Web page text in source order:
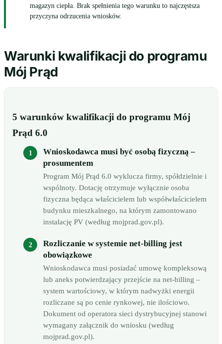
magazyn ciepła. Brak spełnienia tego warunku to najczęstsza
przyczyna odrzucenia wniosków.
Warunki kwalifikacji do programu
Mój Prąd
5 warunków kwalifikacji do programu Mój
Prąd 6.0
Wnioskodawca musi być osobą fizyczną –
prosumentem
Program Mój Prąd 6.0 wyklucza firmy, spółdzielnie i
wspólnoty. Dotację otrzymuje wyłącznie osoba
fizyczna będąca właścicielem lub współwłaścicielem
budynku mieszkalnego, na którym zamontowano
instalację PV (według mojprad.gov.pl).
Rozliczanie w systemie net-billing jest
obowiązkowe
Wnioskodawca musi posiadać umowę kompleksową
lub aneks potwierdzający przejście na net-billing –
system wartościowy, w którym nadwyżki energii
rozliczane są po cenie rynkowej, nie ilościowo.
Dokument od operatora sieci dystrybucyjnej stanowi
wymagany załącznik do wniosku (według
mojprad.gov.pl).